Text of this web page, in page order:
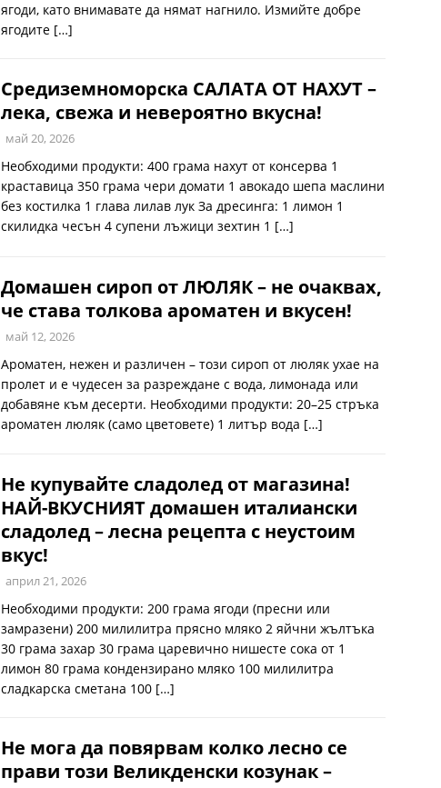
ягоди, като внимавате да нямат нагнило. Измийте добре
ягодите […]
Средиземноморска САЛАТА ОТ НАХУТ –
лека, свежа и невероятно вкусна!
май 20, 2026
Необходими продукти: 400 грама нахут от консерва 1
краставица 350 грама чери домати 1 авокадо шепа маслини
без костилка 1 глава лилав лук За дресинга: 1 лимон 1
скилидка чесън 4 супени лъжици зехтин 1 […]
Домашен сироп от ЛЮЛЯК – не очаквах,
че става толкова ароматен и вкусен!
май 12, 2026
Ароматен, нежен и различен – този сироп от люляк ухае на
пролет и е чудесен за разреждане с вода, лимонада или
добавяне към десерти. Необходими продукти: 20–25 стръка
ароматен люляк (само цветовете) 1 литър вода […]
Не купувайте сладолед от магазина!
НАЙ-ВКУСНИЯТ домашен италиански
сладолед – лесна рецепта с неустоим
вкус!
април 21, 2026
Необходими продукти: 200 грама ягоди (пресни или
замразени) 200 милилитра прясно мляко 2 яйчни жълтъка
30 грама захар 30 грама царевично нишесте сока от 1
лимон 80 грама кондензирано мляко 100 милилитра
сладкарска сметана 100 […]
Не мога да повярвам колко лесно се
прави този Великденски козунак –